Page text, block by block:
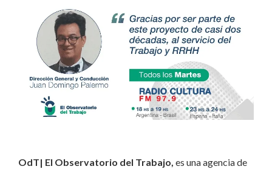
OdT| El Observatorio del Trabajo, es una agencia de